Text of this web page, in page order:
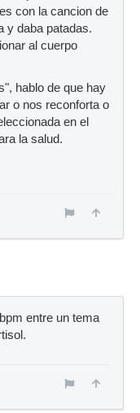
con la cancion de
y daba patadas.
al cuerpo
hablo de que hay
o nos reconforta o
en el
la salud.
entre un tema